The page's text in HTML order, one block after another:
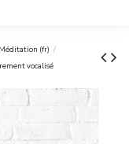
(fr)
vocalisé